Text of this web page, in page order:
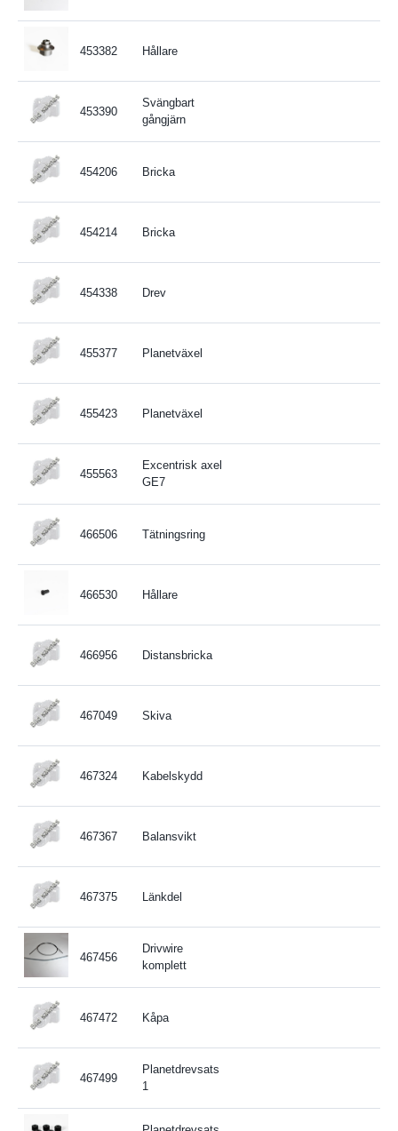
453382 Hållare
453390
Svängbart
gångjärn
454206 Bricka
454214 Bricka
454338 Drev
455377 Planetväxel
455423 Planetväxel
455563
Excentrisk axel
GE7
466506 Tätningsring
466530 Hållare
466956 Distansbricka
467049 Skiva
467324 Kabelskydd
467367 Balansvikt
467375 Länkdel
467456
Drivwire
komplett
467472 Kåpa
467499
Planetdrevsats
1